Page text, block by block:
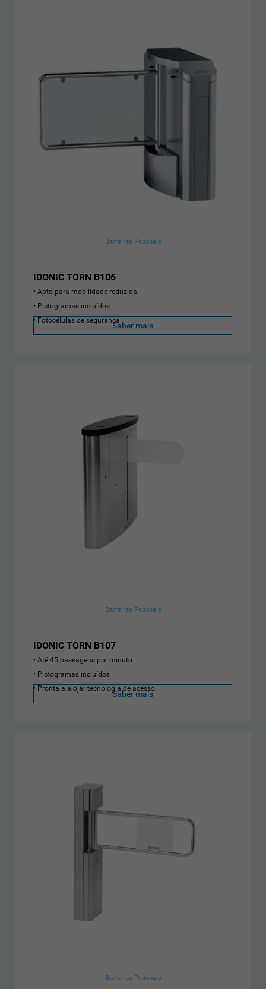
Barreiras Pedonais
IDONIC TORN B106
Apto para mobilidade reduzida
Pictogramas incluídos
Fotocélulas de segurança
Saber mais
Barreiras Pedonais
IDONIC TORN B107
Até 45 passagens por minuto
Pictogramas incluídos
Pronta a alojar tecnologia de acesso
Saber mais
Barreiras Pedonais